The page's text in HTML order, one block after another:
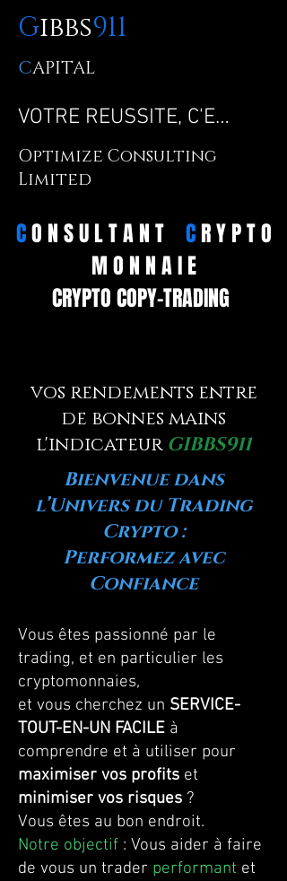
Gibbs911
CAPITAL
VOTRE REUSSITE, C'EST MA REUSSITE !
Optimize Consulting
Limited
CO N S U L T A N T CR Y P T O
M O N N A I E
CRYPTO COPY-TRADING
vos rendements entre
de bonnes mains
l'indicateur GIBBS911
Bienvenue dans
l’Univers du Trading
Crypto :
Performez avec
Confiance
Vous êtes passionné par le
trading, et en particulier les
cryptomonnaies,
et vous cherchez un SERVICE-
TOUT-EN-UN FACILE à
comprendre et à utiliser pour
maximiser vos profits et
minimiser vos risques ?
Vous êtes au bon endroit.
Notre objectif : Vous aider à faire
de vous un trader performant et